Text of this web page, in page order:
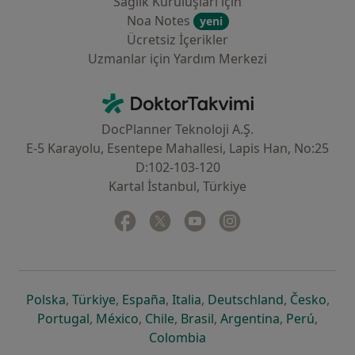
Noa Notes
yeni
Ücretsiz İçerikler
Uzmanlar için Yardım Merkezi
DoktorTakvimi - Ana Sayfa
DocPlanner Teknoloji A.Ş.
E-5 Karayolu, Esentepe Mahallesi, Lapis Han, No:25
D:102-103-120
Kartal İstanbul, Türkiye
Facebook
yeni bir sekmede açılır
Twitter
yeni bir sekmede açılır
Youtube
yeni bir sekmede açılır
Polskayeni bir sekmede açılır
, Türkiyeyeni bir sekmede açılır
, Españayeni bir sekmede açılır
, Italiayeni bir sekmede açılır
, Deutschlandyeni bir
, Českoyeni
,
Portugalyeni bir sekmede açılır
, Méxicoyeni bir sekmede açılır
, Chileyeni bir sekmede açılır
, Brasilyeni bir sekmede açılır
, Argentinayeni bir
, Perúyeni
,
Colombia